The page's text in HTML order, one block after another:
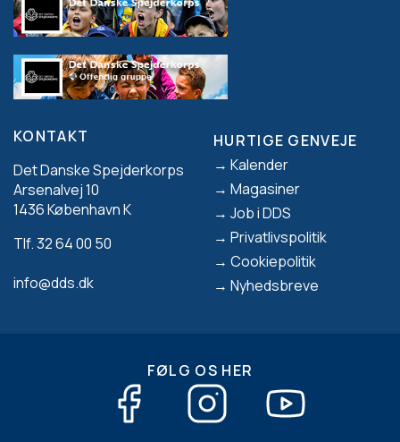
KONTAKT
Det Danske Spejderkorps
Arsenalvej 10
1436 København K
Tlf. 32 64 00 50
info@dds.dk
Footer
HURTIGE GENVEJE
Kalender
Magasiner
Job i DDS
Privatlivspolitik
Cookiepolitik
Nyhedsbreve
FØLG OS HER